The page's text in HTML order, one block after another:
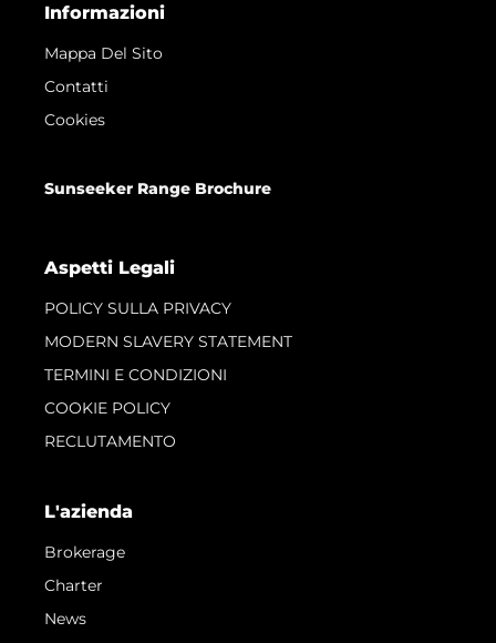
Informazioni
Mappa Del Sito
Contatti
Cookies
Sunseeker Range Brochure
Aspetti Legali
POLICY SULLA PRIVACY
MODERN SLAVERY STATEMENT
TERMINI E CONDIZIONI
COOKIE POLICY
RECLUTAMENTO
L'azienda
Brokerage
Charter
News